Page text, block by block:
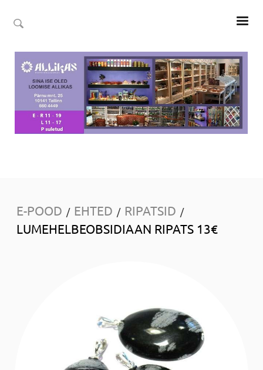
E-POOD / EHTED / RIPATSID /
LUMEHELBEOBSIDIAAN RIPATS 13€